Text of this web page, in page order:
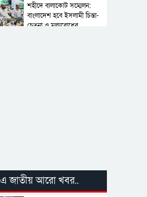
শহীদে বালাকোট সম্মেলন:
বাংলাদেশ হবে ইসলামী চিন্তা-
চেতনা ও মূল্যবোধের
এ জাতীয় আরো খবর..